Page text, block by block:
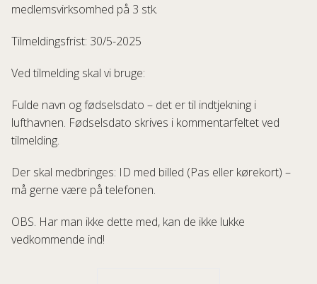
medlemsvirksomhed på 3 stk.
Tilmeldingsfrist: 30/5-2025
Ved tilmelding skal vi bruge:
Fulde navn og fødselsdato – det er til indtjekning i
lufthavnen. Fødselsdato skrives i kommentarfeltet ved
tilmelding.
Der skal medbringes: ID med billed (Pas eller kørekort) –
må gerne være på telefonen.
OBS. Har man ikke dette med, kan de ikke lukke
vedkommende ind!